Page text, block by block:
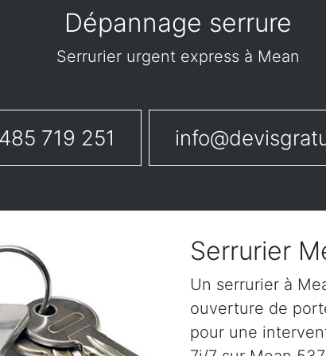
Dépannage serrure
Serrurier urgent express à Mean
719 251
Serrurier
Un serrurier à
ouverture de
pour une